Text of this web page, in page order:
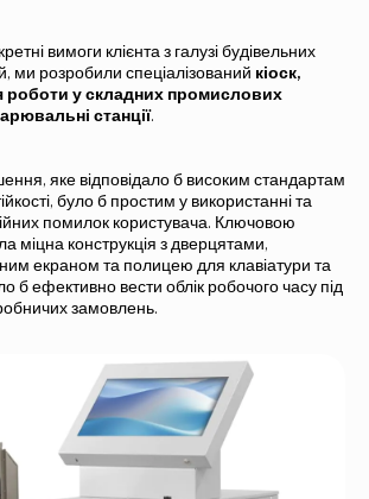
вимоги клієнта з галузі будівельних
ми розробили спеціалізований кіоск,
роботи у складних промислових
станції.
яке відповідало б високим стандартам
було б простим у використанні та
помилок користувача. Ключовою
міцна конструкція з дверцятами,
екраном та полицею для клавіатури та
б ефективно вести облік робочого часу під
замовлень.